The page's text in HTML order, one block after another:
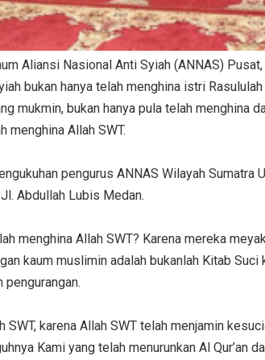
Syiah dan Kedustaan tentang
Syiah dan Ketidakbenaran
Syiah dan Kedustaan tentang
Syiah dan Upaya Merusak
Aliansi Nasional Anti Syiah (ANNAS) Pusat,
bukan hanya telah menghina istri Rasululah
mukmin, bukan hanya pula telah menghina
menghina Allah SWT.
pengurus ANNAS Wilayah Sumatra
Abdullah Lubis Medan.
menghina Allah SWT? Karena mereka
kaum muslimin adalah bukanlah Kitab Suci
karena Allah SWT telah menjamin
Kami yang telah menurunkan Al Qur’an